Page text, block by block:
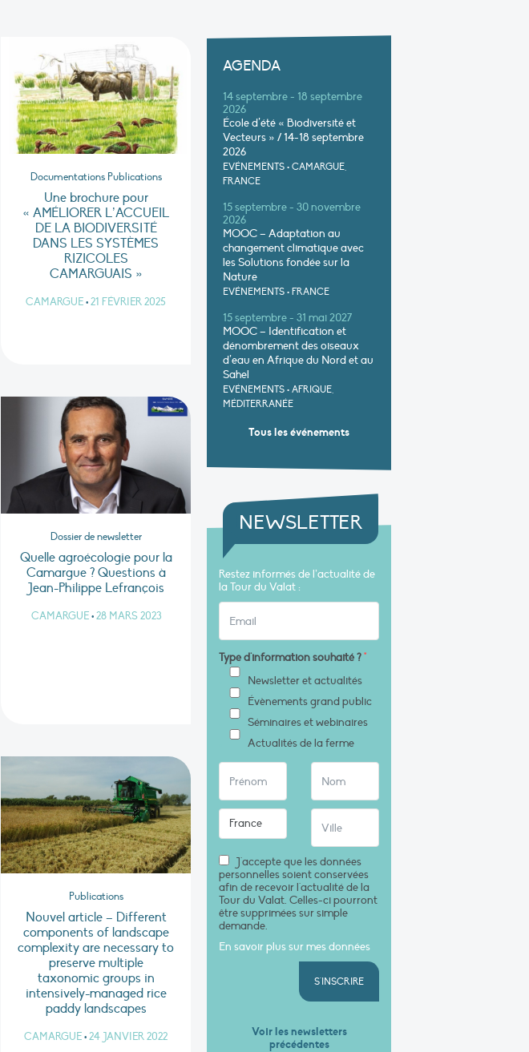
Documentations Publications
Une brochure pour
« AMÉLIORER L’ACCUEIL
DE LA BIODIVERSITÉ
DANS LES SYSTÈMES
RIZICOLES
CAMARGUAIS »
CAMARGUE•21 FÉVRIER 2025
Dossier de newsletter
Quelle agroécologie pour la
Camargue ? Questions à
Jean-Philippe Lefrançois
CAMARGUE • 28 MARS 2023
Publications
Nouvel article – Different
components of landscape
complexity are necessary to
preserve multiple
taxonomic groups in
intensively-managed rice
paddy landscapes
CAMARGUE•24 JANVIER 2022
AGENDA
14 septembre - 18 septembre
2026
École d’été « Biodiversité et
Vecteurs » / 14-18 septembre
2026
EVÉNEMENTS • CAMARGUE,
FRANCE
15 septembre - 30 novembre
2026
MOOC – Adaptation au
changement climatique avec
les Solutions fondée sur la
Nature
EVÉNEMENTS • FRANCE
15 septembre - 31 mai 2027
MOOC – Identification et
dénombrement des oiseaux
d’eau en Afrique du Nord et au
Sahel
EVÉNEMENTS • AFRIQUE,
MÉDITERRANÉE
Tous les événements
NEWSLETTER
Restez informés de l’actualité de
la Tour du Valat :
Type d'information souhaité ?*
Newsletter et actualités
Évènements grand public
Séminaires et webinaires
Actualités de la ferme
J'accepte que les données
personnelles soient conservées
afin de recevoir l'actualité de la
Tour du Valat. Celles-ci pourront
être supprimées sur simple
demande.
En savoir plus sur mes données
S'INSCRIRE
Voir les newsletters
précédentes